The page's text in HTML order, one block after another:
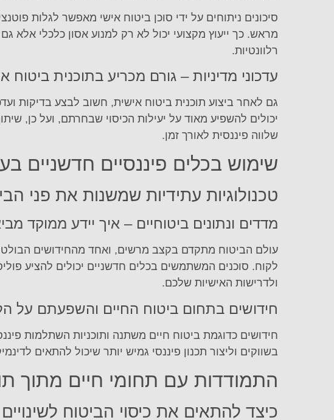
סיכונים ניתוחים על ידי סוכן ביטוח אישי מאפשר לגלות
מראש. כך ייעוץ מקצועי יכול לא רק למנוע אסון כלכלי אלא
רלוונטיות.
עדכוני מדיניות – גורם מכריע בתוכנית ביטוח
גם לאחר ביצוע תוכנית ביטוח אישית, חשוב לבצע בדיקות
יכולים להשפיע מאוד על יעילות הכיסוי שבחרתם, ועל כן,
שלווה פיננסית לאורך זמן.
שימוש בכלים פיננסיים חדשניים
טכנולוגיות עתידיות שמשנות את פני
מדדים ונתונים ביטוחיים – איך יידע ממוקד
עולם הביטוח מתקדם בקצב מרשים, ואחד מהחידושים
לקוח. סוכנים המשתמשים בכלים חדשניים יכולים להציע
ולדרישות האישיות שלכם.
חידושים בתחום ביטוח החיים והשפעתם על
חידושים כדוגמת ביטוח חיים משתנה ותוכניות השתלמות
בשווקים וליצור תכנון פיננסי גמיש יותר שיכול להתאים
התמודדות עם תחומי חיים מתוך
כיצד להתאים את כיסוי הביטוח